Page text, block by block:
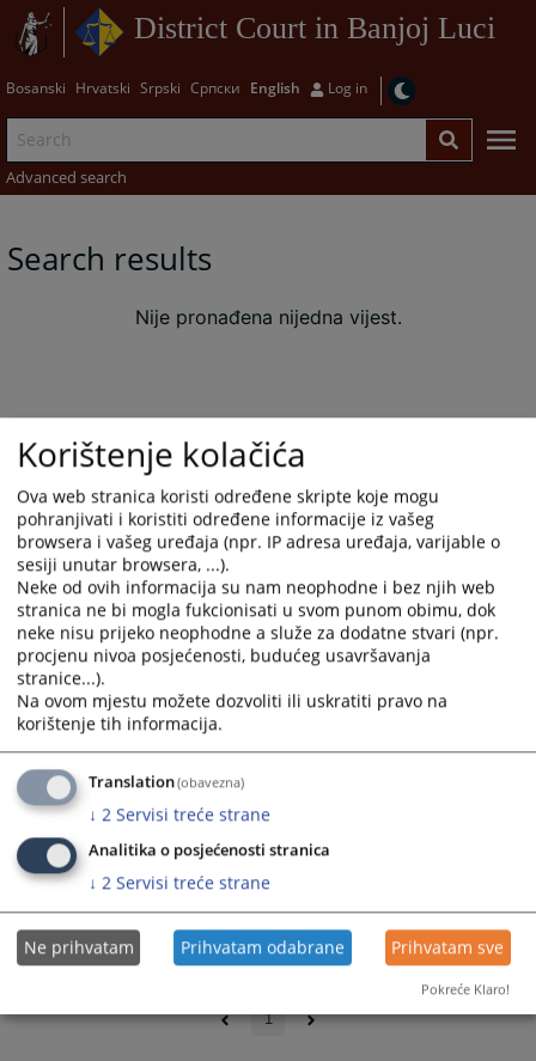
District Court in Banjoj Luci
Bosanski Hrvatski Srpski Српски English Log in
Advanced search
Search results
Nije pronađena nijedna vijest.
1
Korištenje kolačića
Ova web stranica koristi određene skripte koje mogu
pohranjivati i koristiti određene informacije iz vašeg
browsera i vašeg uređaja (npr. IP adresa uređaja, varijable o
sesiji unutar browsera, ...).
Neke od ovih informacija su nam neophodne i bez njih web
stranica ne bi mogla fukcionisati u svom punom obimu, dok
neke nisu prijeko neophodne a služe za dodatne stvari (npr.
procjenu nivoa posjećenosti, budućeg usavršavanja
stranice...).
Na ovom mjestu možete dozvoliti ili uskratiti pravo na
korištenje tih informacija.
Translation(obavezna)
↓ 2 Servisi treće strane
Analitika o posjećenosti stranica
↓ 2 Servisi treće strane
Ne prihvatam Prihvatam odabrane Prihvatam sve
Pokreće Klaro!